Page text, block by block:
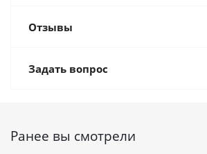
Отзывы
Задать вопрос
Ранее вы смотрели